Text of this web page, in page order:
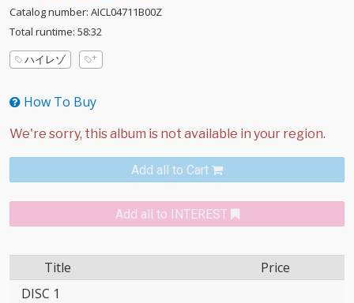
Catalog number: AICL04711B00Z
Total runtime: 58:32
ハイレゾ
How To Buy
Add all to Cart
Add all to INTEREST
Title
Price
DISC 1